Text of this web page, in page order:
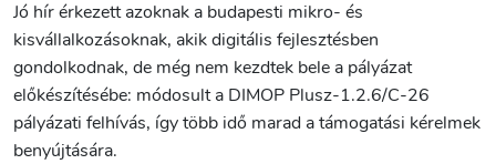
Jó hír érkezett azoknak a budapesti mikro- és
kisvállalkozásoknak, akik digitális fejlesztésben
gondolkodnak, de még nem kezdtek bele a pályázat
előkészítésébe: módosult a DIMOP Plusz-1.2.6/C-26
pályázati felhívás, így több idő marad a támogatási kérelmek
benyújtására.